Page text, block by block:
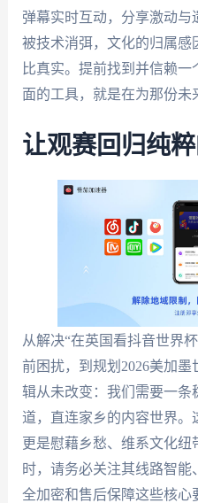
弹幕实时互动，分享激动
被技术消弭，文化的归属
比真实。提前找到并信赖一
面的工具，就是在为那份未
让观赛回归纯
从解决“在英国看抖音世界
前困扰，到规划2026美加
辑从未改变：我们需要一条
道，直连家乡的内容世界。
更是慰藉乡愁、维系文化
时，请务必关注其线路智
全加密和售后保障这些核心